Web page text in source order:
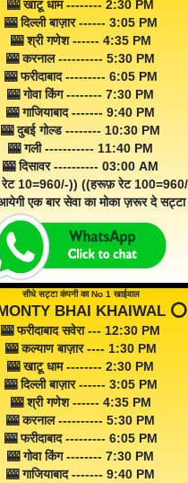
🎰 खाटू धाम -------- 2:30 PM
🎰 दिल्ली बाज़ार ------ 3:05 PM
🎰 श्री गणेश ------ 4:35 PM
🎰 करनाल ---------- 5:30 PM
🎰 फरीदाबाद --------- 6:05 PM
🎰 गोवा किंग -------- 7:30 PM
🎰 गाजियाबाद ------- 9:40 PM
🎰 दुबई गोल्ड -------- 10:30 PM
🎰 गली ----------- 11:40 PM
🎰 दिसावर ---------- 03:00 AM
रेट 10=960/-)) ((हरूफ़ रेट
एक बार सेवा का मोका ज़रूर दे सट्टा
सीधे सट्टा कंपनी का No 1 खाईवाल
BHAI KHAIWAL ⭕️
🎰 फरीदाबाद सवेरा --- 12:30 PM
🎰 कल्याण बाज़ार ---- 1:30 PM
🎰 खाटू धाम -------- 2:30 PM
🎰 दिल्ली बाज़ार ------ 3:05 PM
🎰 श्री गणेश ------ 4:35 PM
🎰 करनाल ---------- 5:30 PM
🎰 फरीदाबाद --------- 6:05 PM
🎰 गोवा किंग -------- 7:30 PM
🎰 गाजियाबाद ------- 9:40 PM